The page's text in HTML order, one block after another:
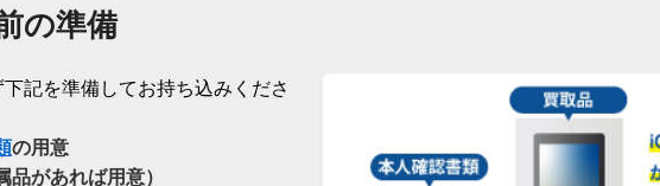
の準備
記を準備してお持ち込みくださ
の用意
品があれば用意）